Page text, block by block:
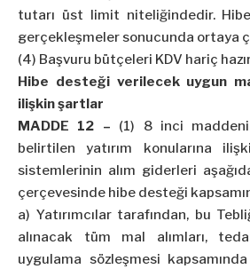
tutarı üst limit niteliğindedir.
gerçekleşmeler sonucunda ortaya
(4) Başvuru bütçeleri KDV hariç
Hibe desteği verilecek uygun
ilişkin şartlar
MADDE 12 – (1) 8 inci
belirtilen yatırım konularına
sistemlerinin alım giderleri
çerçevesinde hibe desteği
a) Yatırımcılar tarafından, bu
alınacak tüm mal alımları,
uygulama sözleşmesi